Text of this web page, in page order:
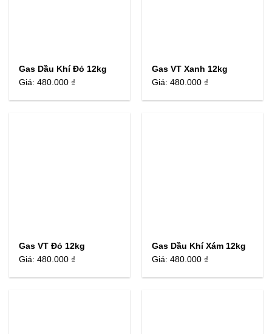
Gas Dầu Khí Đỏ 12kg
Giá:480.000 ₫
Gas VT Xanh 12kg
Giá:480.000 ₫
Gas VT Đỏ 12kg
Giá:480.000 ₫
Gas Dầu Khí Xám 12kg
Giá:480.000 ₫